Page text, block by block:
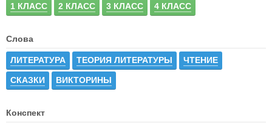
1 КЛАСС 2 КЛАСС 3 КЛАСС 4 КЛАСС
Слова
ЛИТЕРАТУРА ТЕОРИЯ ЛИТЕРАТУРЫ ЧТЕНИЕ
СКАЗКИ ВИКТОРИНЫ
Конспект